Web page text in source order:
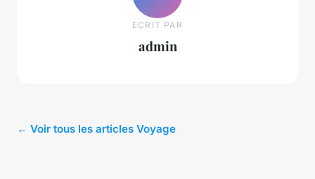
ECRIT PAR
admin
← Voir tous les articles Voyage